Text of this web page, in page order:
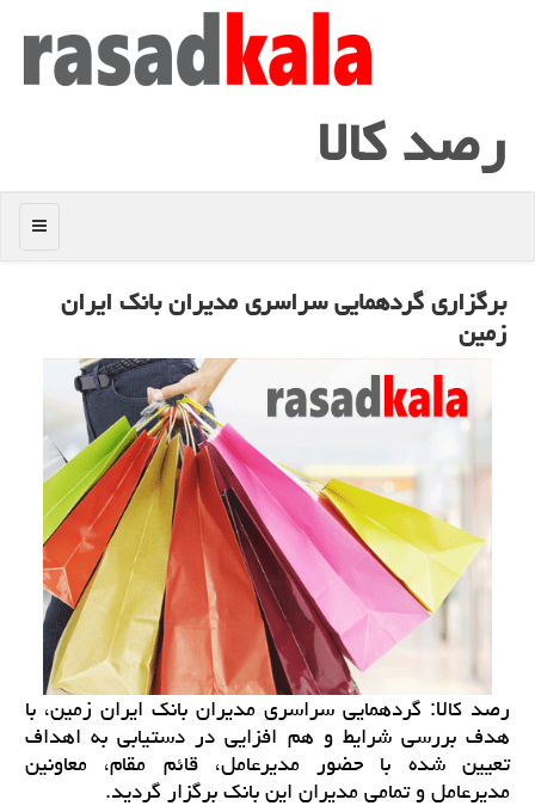
رصد كالا
منو
برگزاری گردهمایی سراسری مدیران بانك ایران
زمین
رصد كالا: گردهمایی سراسری مدیران بانك ایران زمین، با
هدف بررسی شرایط و هم افزایی در دستیابی به اهداف
تعیین شده با حضور مدیرعامل، قائم مقام، معاونین
مدیرعامل و تمامی مدیران این بانك برگزار گردید.